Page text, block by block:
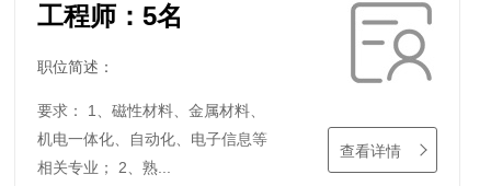
工程师：5名
职位简述：
要求： 1、磁性材料、金属材料、
机电一体化、自动化、电子信息等
相关专业； 2、熟...
查看详情